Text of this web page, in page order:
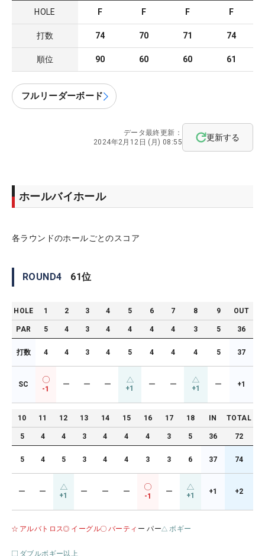
HOLE F F F F
打数 74 70 71 74
順位 90 60 60 61
フルリーダーボード
データ最終更新：
2024年2月12日 (月) 08:55
更新する
ホールバイホール
各ラウンドのホールごとのスコア
ROUND4 61位
HOLE 1 2 3 4 5 6 7 8 9 OUT
PAR 5 4 3 4 4 4 4 3 5 36
打数 4 4 3 4 5 4 4 4 5 37
SC
-1
ー ー ー +1 ー ー +1 ー +1
10 11 12 13 14 15 16 17 18 IN TOTAL
5 4 4 3 4 4 4 3 5 36 72
5 4 5 3 4 4 3 3 6 37 74
ー ー +1 ー ー ー
-1
ー +1 +1 +2
アルバトロス イーグル バーティ ー パー ボギー
ダブルボギー以上